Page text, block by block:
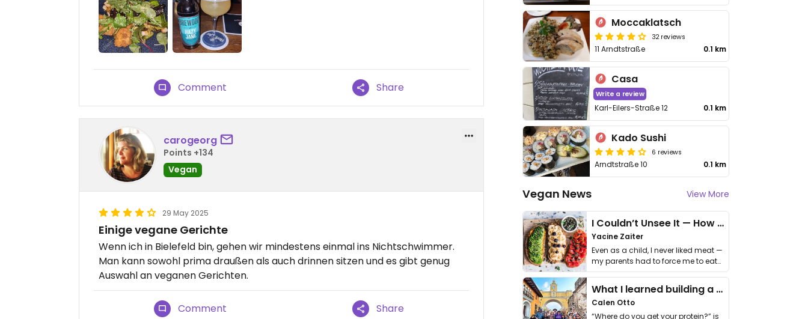
Comment Share
carogeorg
Points +134
Vegan
29 May 2025
Einige vegane Gerichte
Wenn ich in Bielefeld bin, gehen wir mindestens einmal ins Nichtschwimmer.
Man kann sowohl prima draußen als auch drinnen sitzen und es gibt genug
Auswahl an veganen Gerichten.
Comment Share
Moccaklatsch
32 reviews
11 Arndtstraße 0.1 km
Casa
Write a review
Karl-Eilers-Straße 12 0.1 km
Kado Sushi
6 reviews
Arndtstraße 10 0.1 km
Vegan News View More
I Couldn’t Unsee It — How Thailand Turned My Beliefs Into Action⁠
Yacine Zaiter
Even as a child, I never liked meat —
my parents had to force me to eat
it. I …
What I learned building a queer vegan travel brand
Calen Otto
“Where do you get your protein?” is